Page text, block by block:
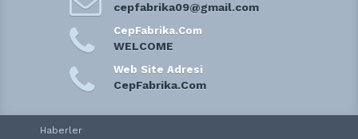
cepfabrika09@gmail.com
CepFabrika.Com
WELCOME
Web Site Adresi
CepFabrika.Com
Haberler